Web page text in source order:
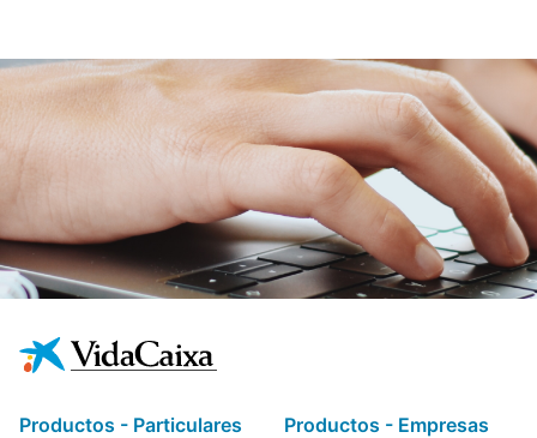
Productos - Particulares Productos - Empresas